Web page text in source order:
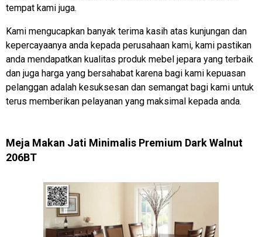
tempat kami juga.
Kami mengucapkan banyak terima kasih atas kunjungan dan
kepercayaanya anda kepada perusahaan kami, kami pastikan
anda mendapatkan kualitas produk mebel jepara yang terbaik
dan juga harga yang bersahabat karena bagi kami kepuasan
pelanggan adalah kesuksesan dan semangat bagi kami untuk
terus memberikan pelayanan yang maksimal kepada anda.
Meja Makan Jati Minimalis Premium Dark Walnut
206BT